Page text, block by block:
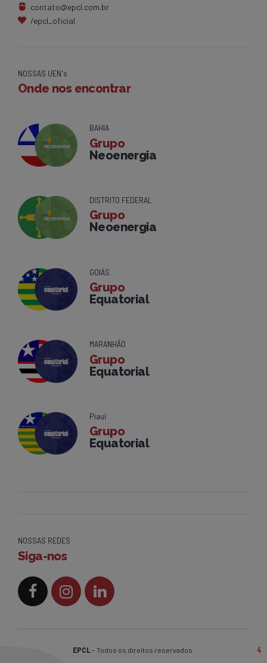
contato@epcl.com.br
/epcl_oficial
NOSSAS UEN's
Onde nos encontrar
BAHIA
Grupo
Neoenergia
DISTRITO FEDERAL
Grupo
Neoenergia
GOIÁS
Grupo
Equatorial
MARANHÃO
Grupo
Equatorial
Piauí
Grupo
Equatorial
NOSSAS REDES
Siga-nos
EPCL– Todos os direitos reservados.